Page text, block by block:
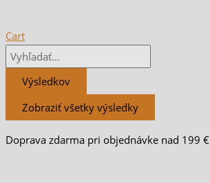
Cart
Výsledkov
Zobraziť všetky výsledky
Doprava zdarma pri objednávke nad 199 €